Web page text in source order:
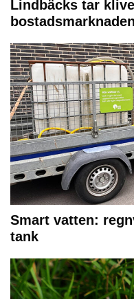
Lindbäcks tar
bostadsmarknaden
Smart vatten:
tank